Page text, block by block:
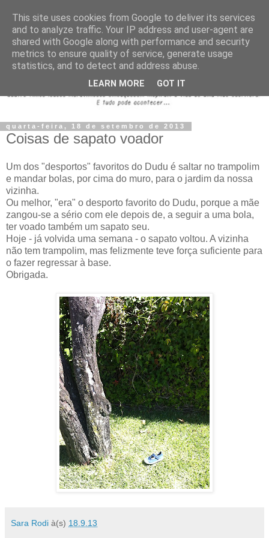
quarta-feira, 18 de setembro de 2013
Coisas de sapato voador
Um dos "desportos" favoritos do Dudu é saltar no trampolim
e mandar bolas, por cima do muro, para o jardim da nossa
vizinha.
Ou melhor, "era" o desporto favorito do Dudu, porque a mãe
zangou-se a sério com ele depois de, a seguir a uma bola,
ter voado também um sapato seu.
Hoje - já volvida uma semana - o sapato voltou. A vizinha
não tem trampolim, mas felizmente teve força suficiente para
o fazer regressar à base.
Obrigada.
Sara Rodi à(s) 18.9.13
This site uses cookies from Google to deliver its services
and to analyze traffic. Your IP address and user-agent are
shared with Google along with performance and security
metrics to ensure quality of service, generate usage
statistics, and to detect and address abuse.
LEARN MORE GOT IT